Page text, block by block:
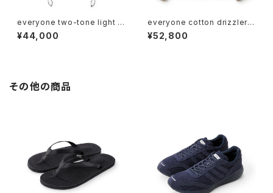
everyone two-tone light w
eight nylon jacket (BLACK/
NAVY)
¥44,000
everyone cotton drizzler j
acket (BEIGE/BEIGE)
¥52,800
その他の商品